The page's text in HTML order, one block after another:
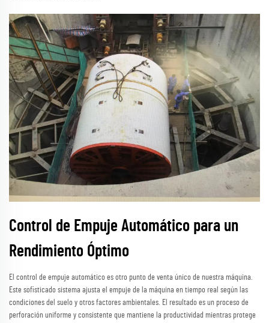
Control de Empuje Automático para un
Rendimiento Óptimo
El control de empuje automático es otro punto de venta único de nuestra máquina.
Este sofisticado sistema ajusta el empuje de la máquina en tiempo real según las
condiciones del suelo y otros factores ambientales. El resultado es un proceso de
perforación uniforme y consistente que mantiene la productividad mientras protege